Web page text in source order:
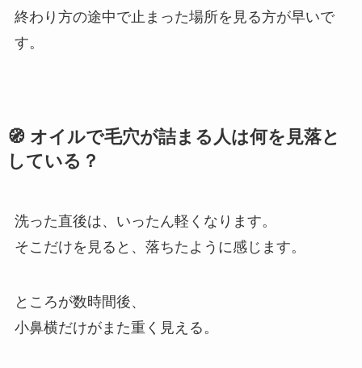
終わり方の途中で止まった場所を見る方が早いで
す。
🧭 オイルで毛穴が詰まる人は何を見落と
している？
洗った直後は、いったん軽くなります。
そこだけを見ると、落ちたように感じます。
ところが数時間後、
小鼻横だけがまた重く見える。